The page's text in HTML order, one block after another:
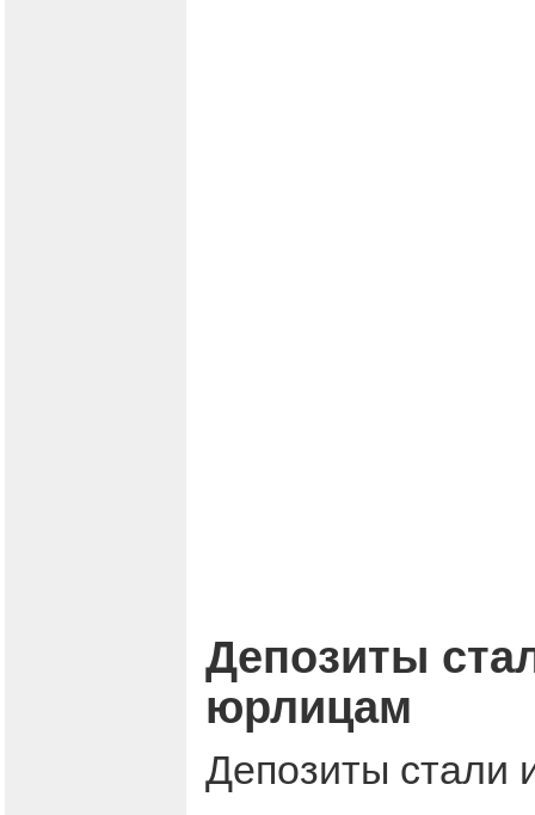
Депозиты
юрлицам
Депозиты стали